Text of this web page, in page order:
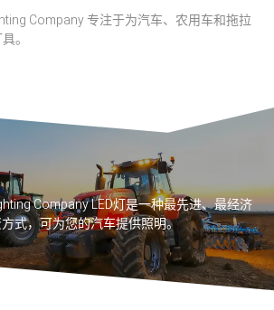
Company 专注于为汽车、农用车和拖拉
。
Company LED灯是一种最先进、最经济
式，可为您的汽车提供照明。